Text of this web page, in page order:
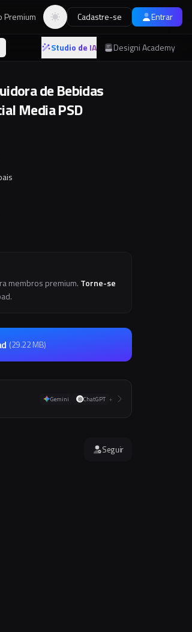
Premium Alternar tema
Cadastre-se Entrar
Studio de IA Designi Academy
de Bebidas
Media PSD
membros premium. Torne-se
(29.22 MB)
Gemini ChatGPT +
Seguir